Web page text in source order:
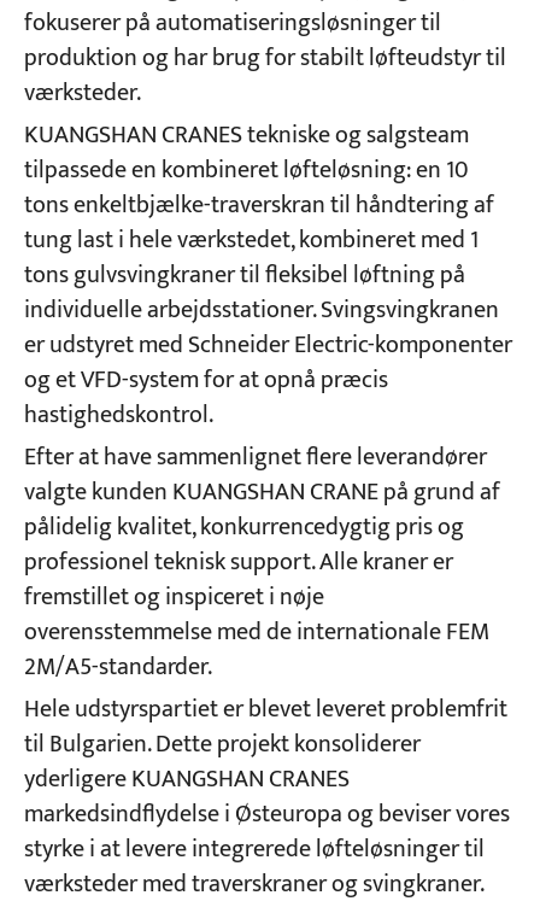
fokuserer på automatiseringsløsninger til
produktion og har brug for stabilt løfteudstyr til
værksteder.
KUANGSHAN CRANES tekniske og salgsteam
tilpassede en kombineret løfteløsning: en 10
tons enkeltbjælke-traverskran til håndtering af
tung last i hele værkstedet, kombineret med 1
tons gulvsvingkraner til fleksibel løftning på
individuelle arbejdsstationer. Svingsvingkranen
er udstyret med Schneider Electric-komponenter
og et VFD-system for at opnå præcis
hastighedskontrol.
Efter at have sammenlignet flere leverandører
valgte kunden KUANGSHAN CRANE på grund af
pålidelig kvalitet, konkurrencedygtig pris og
professionel teknisk support. Alle kraner er
fremstillet og inspiceret i nøje
overensstemmelse med de internationale FEM
2M/A5-standarder.
Hele udstyrspartiet er blevet leveret problemfrit
til Bulgarien. Dette projekt konsoliderer
yderligere KUANGSHAN CRANES
markedsindflydelse i Østeuropa og beviser vores
styrke i at levere integrerede løfteløsninger til
værksteder med traverskraner og svingkraner.